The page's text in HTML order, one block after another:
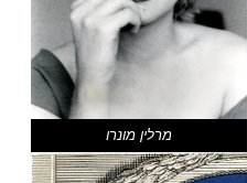
מרלין מונרו